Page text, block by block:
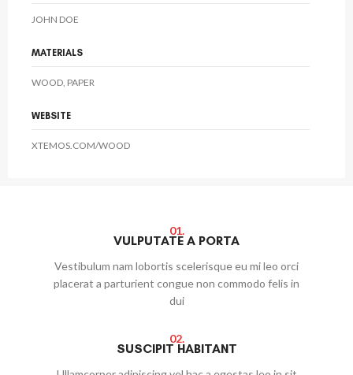
JOHN DOE
MATERIALS
WOOD, PAPER
WEBSITE
XTEMOS.COM/WOOD
01.
VULPUTATE A PORTA
Vestibulum nam lobortis scelerisque eu mi leo orci
placerat a parturient congue non commodo felis in
dui
02.
SUSCIPIT HABITANT